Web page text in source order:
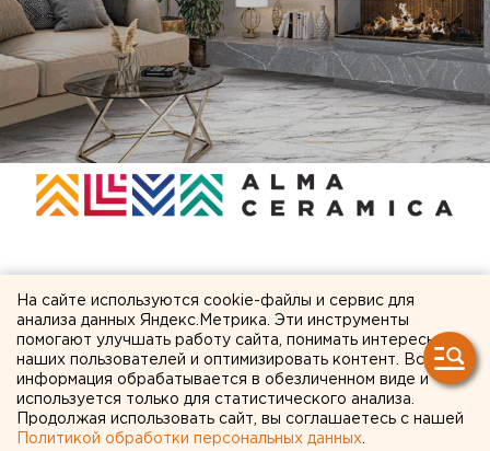
ЧИТАЙТЕ ТАКЖЕ:
Возвращение смертной казни в России сочли
преждевременным
МИД призвал россиян готовиться к затяжной
войне
На сайте используются cookie-файлы и сервис для
анализа данных Яндекс.Метрика. Эти инструменты
помогают улучшать работу сайта, понимать интересы
наших пользователей и оптимизировать контент. Вся
информация обрабатывается в обезличенном виде и
используется только для статистического анализа.
Продолжая использовать сайт, вы соглашаетесь с нашей
Политикой обработки персональных данных